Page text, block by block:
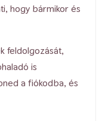
hogy bármikor és
feldolgozását,
is
a fiókodba, és